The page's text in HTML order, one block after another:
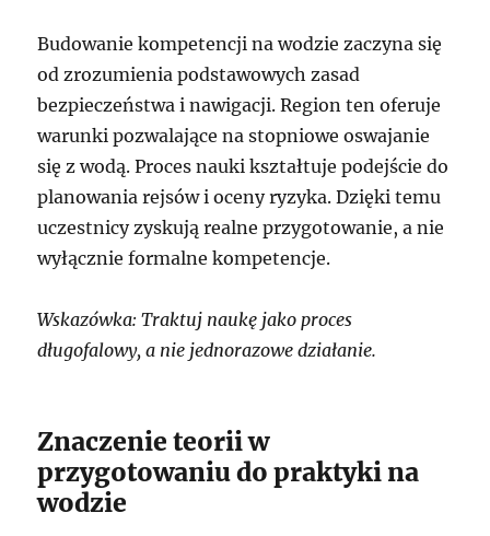
Budowanie kompetencji na wodzie zaczyna się
od zrozumienia podstawowych zasad
bezpieczeństwa i nawigacji. Region ten oferuje
warunki pozwalające na stopniowe oswajanie
się z wodą. Proces nauki kształtuje podejście do
planowania rejsów i oceny ryzyka. Dzięki temu
uczestnicy zyskują realne przygotowanie, a nie
wyłącznie formalne kompetencje.
Wskazówka: Traktuj naukę jako proces
długofalowy, a nie jednorazowe działanie.
Znaczenie teorii w
przygotowaniu do praktyki na
wodzie